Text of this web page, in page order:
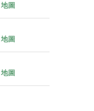
地圖
地圖
地圖